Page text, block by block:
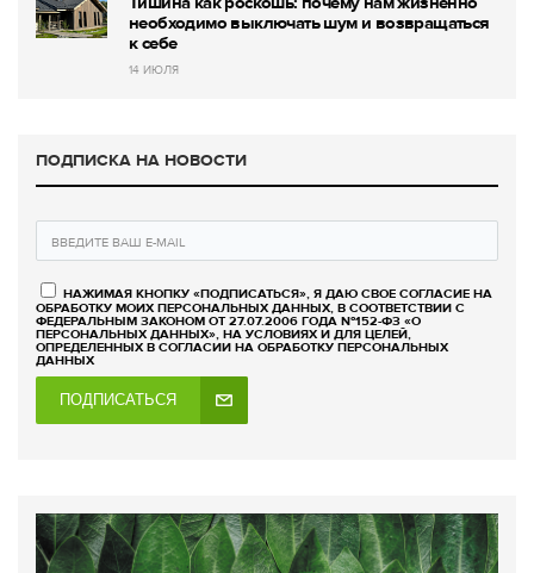
необходимо выключать шум и возвращаться
к себе
14 ИЮЛЯ
ПОДПИСКА НА НОВОСТИ
НАЖИМАЯ КНОПКУ «ПОДПИСАТЬСЯ», Я ДАЮ СВОЕ СОГЛАСИЕ НА
ОБРАБОТКУ МОИХ ПЕРСОНАЛЬНЫХ ДАННЫХ, В СООТВЕТСТВИИ С
ФЕДЕРАЛЬНЫМ ЗАКОНОМ ОТ 27.07.2006 ГОДА №152-ФЗ «О
ПЕРСОНАЛЬНЫХ ДАННЫХ», НА УСЛОВИЯХ И ДЛЯ ЦЕЛЕЙ,
ОПРЕДЕЛЕННЫХ В СОГЛАСИИ НА ОБРАБОТКУ ПЕРСОНАЛЬНЫХ
ДАННЫХ
ПОДПИСАТЬСЯ